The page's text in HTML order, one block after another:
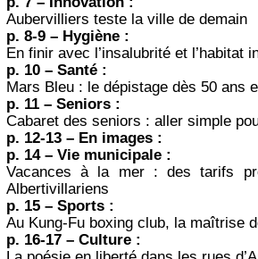
Aubervilliers teste la ville de demain
p. 8-9 – Hygiène :
En finir avec l’insalubrité et l’habitat
p. 10 – Santé :
Mars Bleu : le dépistage dès 50 ans
p. 11 – Seniors :
Cabaret des seniors : aller simple
p. 12-13 – En images :
p. 14 – Vie municipale :
Vacances à la mer : des tarifs
Albertivillariens
p. 15 – Sports :
Au Kung-Fu boxing club, la maîtrise
p. 16-17 – Culture :